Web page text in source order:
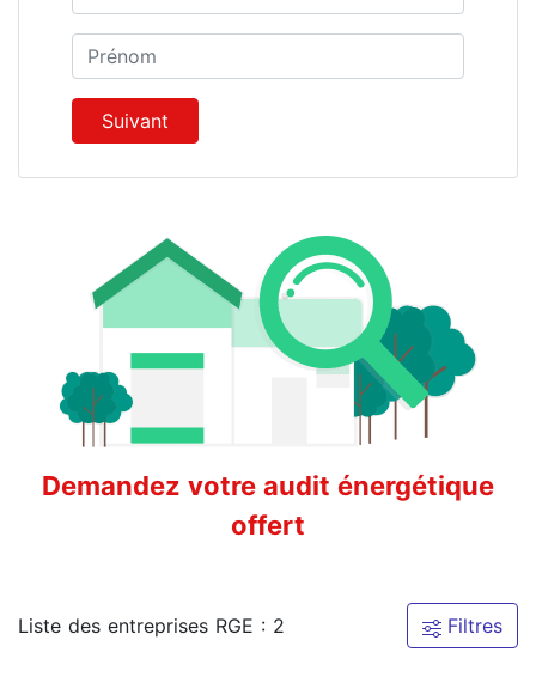
Prénom
Suivant
Demandez votre audit énergétique
offert
Liste des entreprises RGE : 2 Filtres